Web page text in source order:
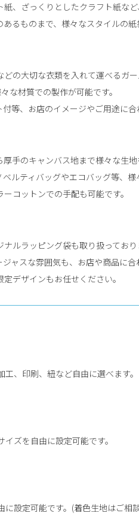
、ざっくりとしたクラフト紙な
るものまで、様々なスタイルの紙
の大切な衣類を入れて運べるガ
な材質での製作が可能です。
等、お店のイメージやご用途に合
手のキャンバス地まで様々な生地
ルティバッグやエコバッグ等、様
コットンでの手配も可能です。
ルラッピング袋も取り扱ってお
ャスな雰囲気も、お店や商品に合
デザインもお任せください。
、印刷、紐など自由に選べます。
ズを自由に設定可能です。
設定可能です。(着色生地はご相